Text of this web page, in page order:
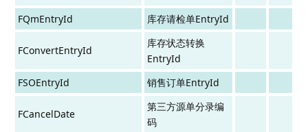
FQmEntryId
库存请检单EntryId
FConvertEntryId
库存状态转换
EntryId
FSOEntryId
销售订单EntryId
FCancelDate
第三方源单分录编
码